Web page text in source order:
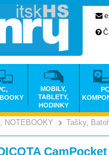
NOTEBOOKY Tašky,
MOBILY,
TABLETY,
HODINKY
PC